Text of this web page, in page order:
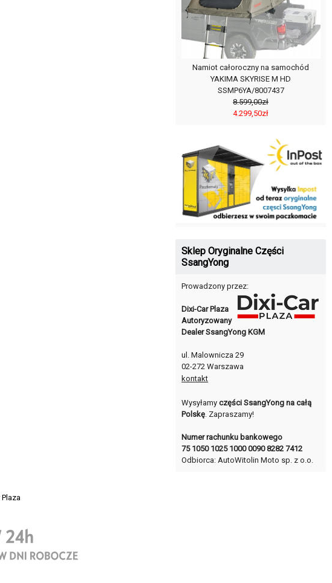
Namiot całoroczny na samochód
YAKIMA SKYRISE M HD
SSMP6YA/8007437
8.599,00zł
4.299,50zł
Sklep Oryginalne Części
SsangYong
Prowadzony przez:
Dixi-Car Plaza
Autoryzowany
Dealer SsangYong KGM
ul. Malownicza 29
02-272 Warszawa
kontakt
Wysyłamyczęści SsangYong na całą
Polskę. Zapraszamy!
Numer rachunku bankowego
75 1050 1025 1000 0090 8282 7412
Odbiorca: AutoWitolin Moto sp. z o.o.